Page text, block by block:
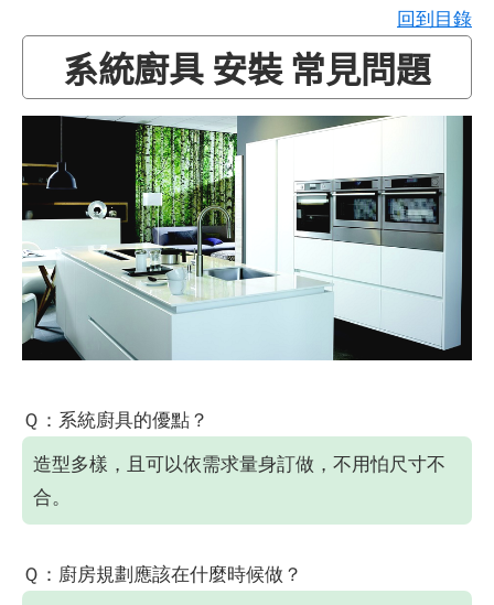
回到目錄
系統廚具 安裝 常見問題
Ｑ：系統廚具的優點？
造型多樣，且可以依需求量身訂做，不用怕尺寸不
合。
Ｑ：廚房規劃應該在什麼時候做？